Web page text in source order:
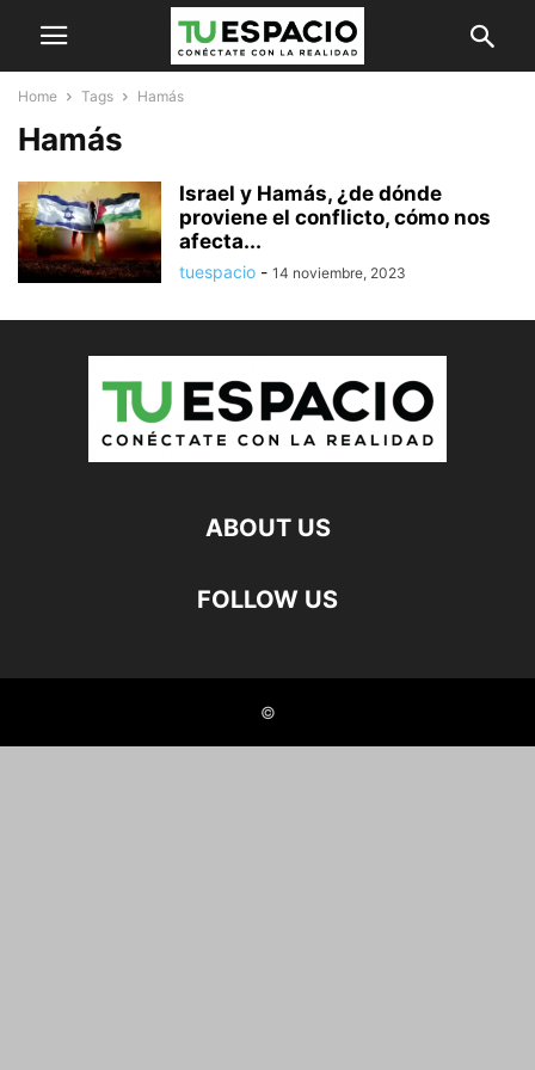
Home Tags Hamás
Hamás
Israel y Hamás, ¿de dónde
proviene el conflicto, cómo nos
afecta...
tuespacio - 14 noviembre, 2023
ABOUT US
FOLLOW US
©